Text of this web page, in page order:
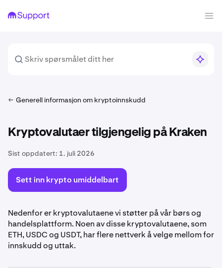
Generell informasjon om kryptoinnskudd
Kryptovalutaer tilgjengelig på Kraken
Sist oppdatert: 1. juli 2026
Sett inn krypto umiddelbart
Nedenfor er kryptovalutaene vi støtter på vår børs og
handelsplattform. Noen av disse kryptovalutaene, som
ETH, USDC og USDT, har flere nettverk å velge mellom for
innskudd og uttak.